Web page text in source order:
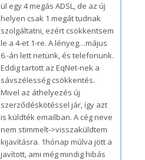
ül egy 4 megás ADSL, de az új
helyen csak 1 megát tudnak
szolgáltatni, ezért csökkentsem
le a 4-et 1-re. A lényeg…május
6.-án lett netünk, és telefonunk.
Eddig tartott az EqNet-nek a
sávszélesség csökkentés.
Mivel az áthelyezés új
szerződéskötéssel jár, így azt
is küldték emailban. A cég neve
nem stimmelt->visszaküldtem
kijavításra. 1hónap múlva jött a
javított, ami még mindig hibás